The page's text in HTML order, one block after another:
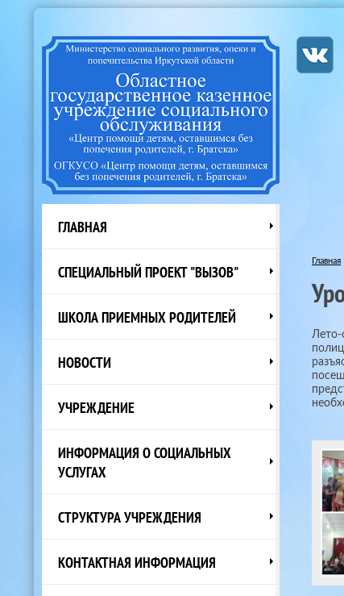
ГЛАВНАЯ
СПЕЦИАЛЬНЫЙ ПРОЕКТ "ВЫЗОВ"
ШКОЛА ПРИЕМНЫХ РОДИТЕЛЕЙ
НОВОСТИ
УЧРЕЖДЕНИЕ
ИНФОРМАЦИЯ О СОЦИАЛЬНЫХ
УСЛУГАХ
СТРУКТУРА УЧРЕЖДЕНИЯ
КОНТАКТНАЯ ИНФОРМАЦИЯ
Главная
Лето-